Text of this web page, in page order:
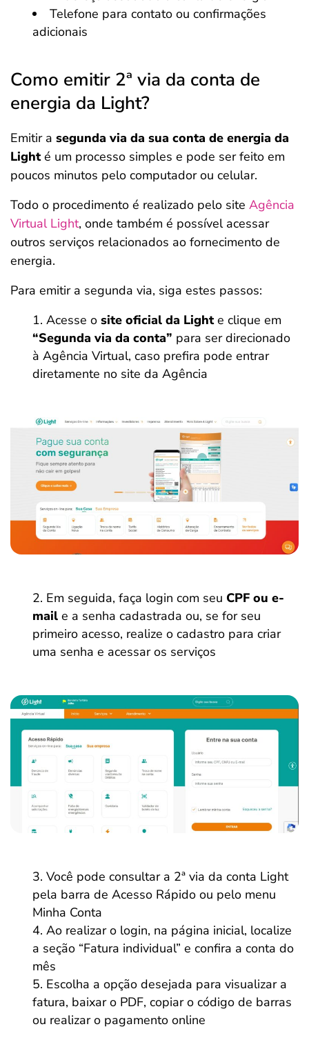
Telefone para contato ou confirmações
adicionais
Como emitir 2ª via da conta de
energia da Light?
Emitir a segunda via da sua conta de energia da
Lighté um processo simples e pode ser feito em
poucos minutos pelo computador ou celular.
Todo o procedimento é realizado pelo site Agência
Virtual Light, onde também é possível acessar
outros serviços relacionados ao fornecimento de
energia.
Para emitir a segunda via, siga estes passos:
Acesse o site oficial da Lighte clique em
“Segunda via da conta” para ser direcionado
à Agência Virtual, caso prefira pode entrar
diretamente no site da Agência
Em seguida, faça login com seu CPF ou e-
mail e a senha cadastrada ou, se for seu
primeiro acesso, realize o cadastro para criar
uma senha e acessar os serviços
Você pode consultar a 2ª via da conta Light
pela barra de Acesso Rápido ou pelo menu
Minha Conta
Ao realizar o login, na página inicial, localize
a seção “Fatura individual” e confira a conta do
mês
Escolha a opção desejada para visualizar a
fatura, baixar o PDF, copiar o código de barras
ou realizar o pagamento online